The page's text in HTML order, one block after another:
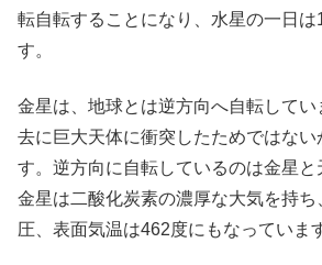
転自転することになり、水星の一日は
す。
金星は、地球とは逆方向へ自転してい
去に巨大天体に衝突したためではない
す。逆方向に自転しているのは金星と
金星は二酸化炭素の濃厚な大気を持
圧、表面気温は462度にもなっていま